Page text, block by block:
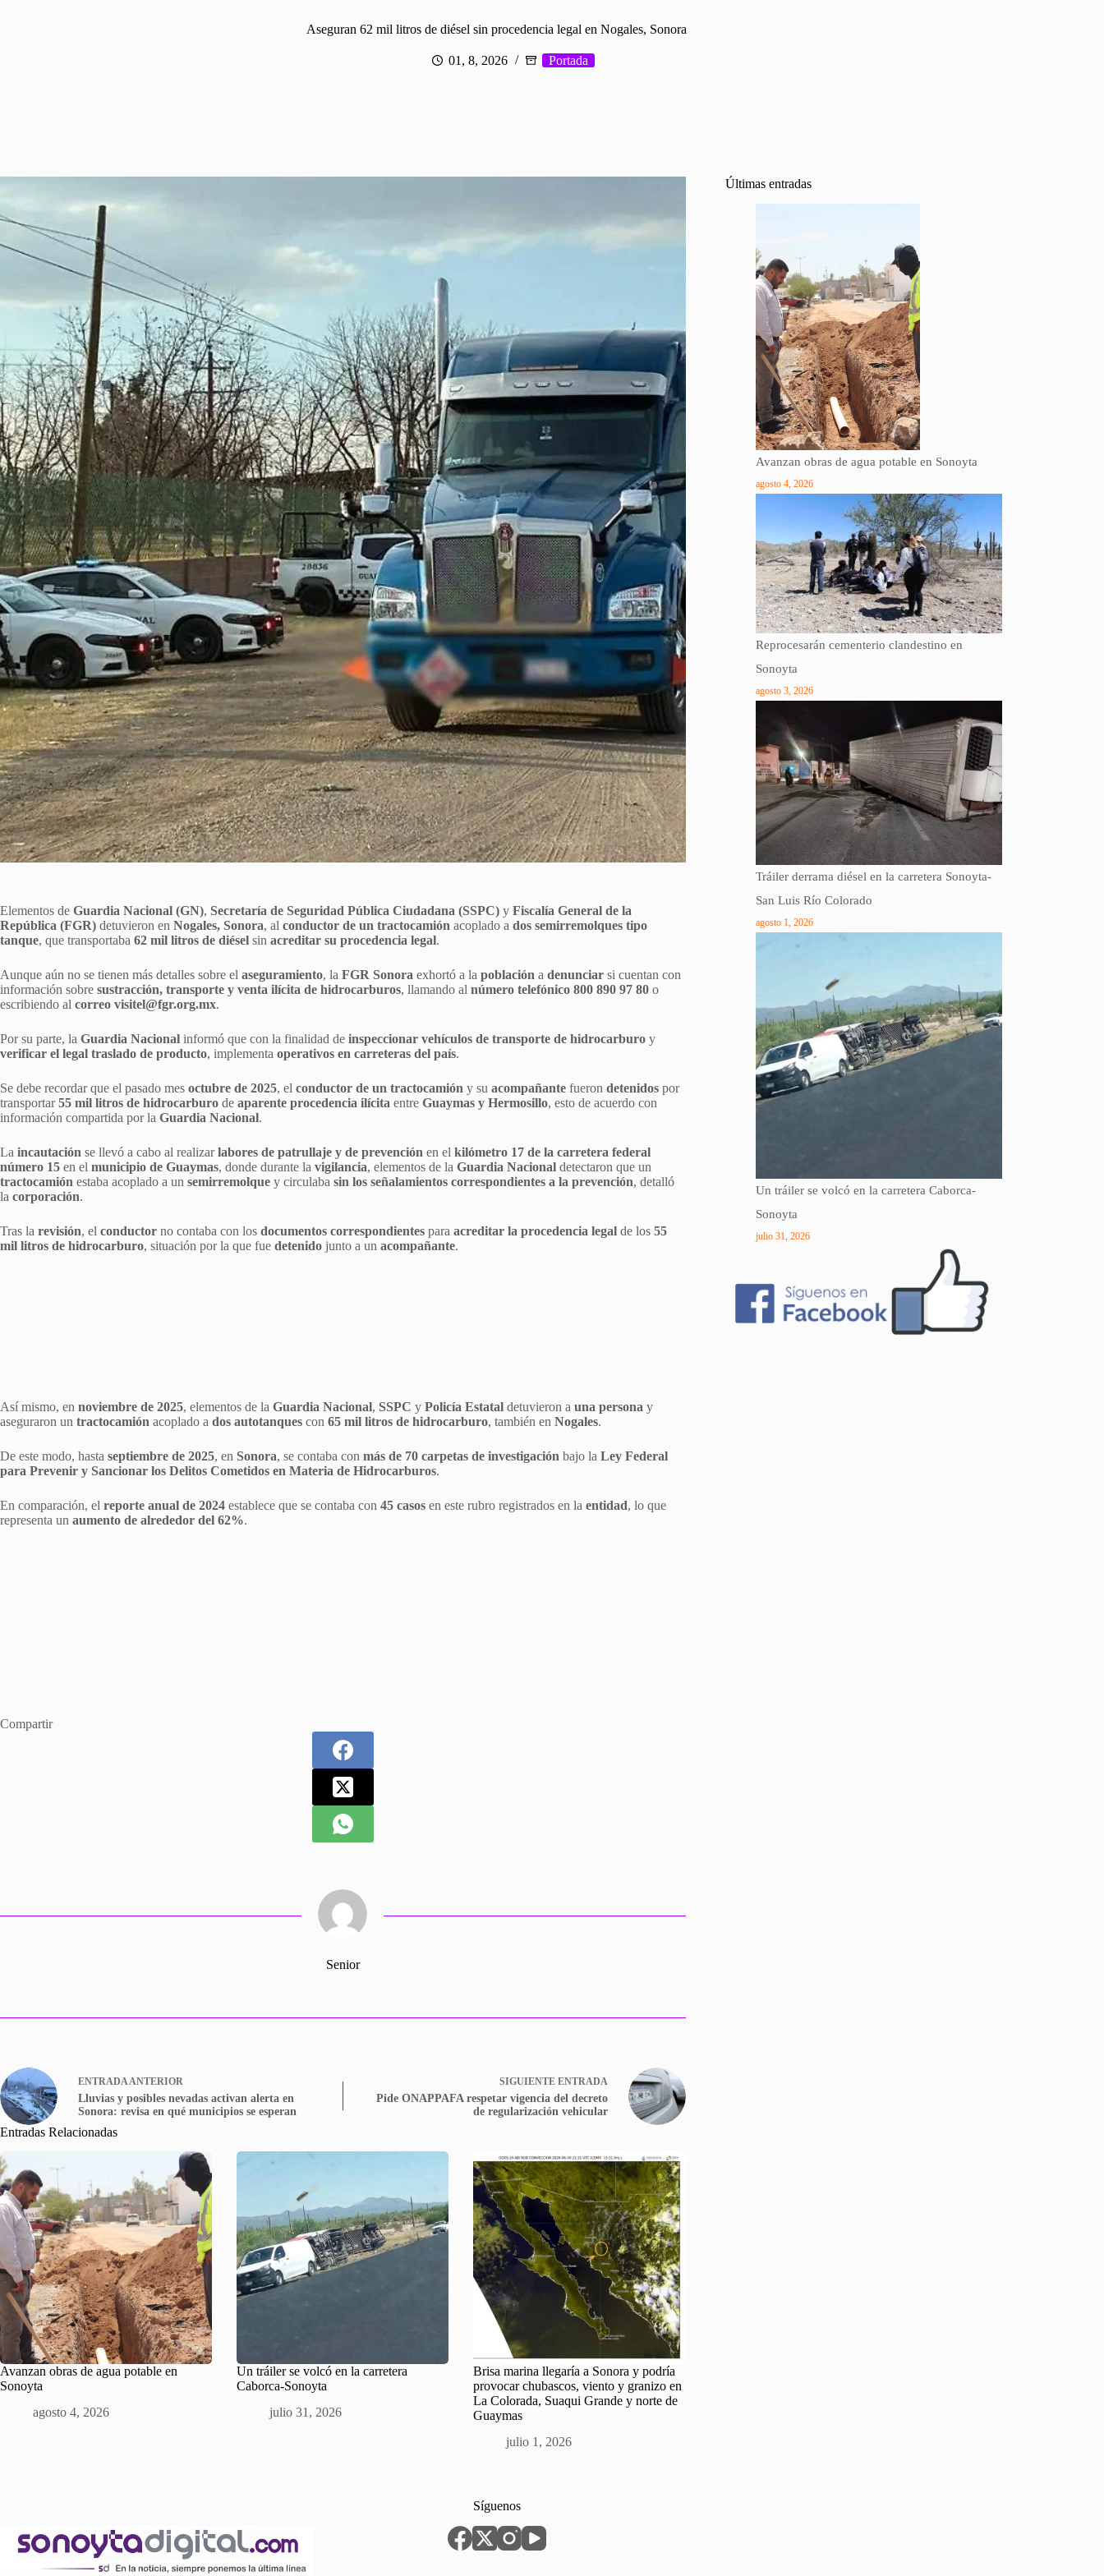
Aseguran 62 mil litros de diésel sin procedencia legal en Nogales, Sonora
01, 8, 2026 Portada
Elementos de Guardia Nacional (GN), Secretaría de Seguridad Pública Ciudadana (SSPC) y Fiscalía General de la
República (FGR) detuvieron en Nogales, Sonora, al conductor de un tractocamión acoplado a dos semirremolques tipo
tanque, que transportaba 62 mil litros de diésel sin acreditar su procedencia legal.
Aunque aún no se tienen más detalles sobre el aseguramiento, la FGR Sonora exhortó a la población a denunciar si cuentan con
información sobre sustracción, transporte y venta ilícita de hidrocarburos, llamando al número telefónico 800 890 97 80 o
escribiendo al correo visitel@fgr.org.mx.
Por su parte, la Guardia Nacional informó que con la finalidad de inspeccionar vehículos de transporte de hidrocarburo y
verificar el legal traslado de producto, implementa operativos en carreteras del país.
Se debe recordar que el pasado mes octubre de 2025, el conductor de un tractocamión y su acompañante fueron detenidos por
transportar55 mil litros de hidrocarburo de aparente procedencia ilícita entre Guaymas y Hermosillo, esto de acuerdo con
información compartida por la Guardia Nacional.
La incautación se llevó a cabo al realizarlabores de patrullaje y de prevención en el kilómetro 17 de la carretera federal
número 15 en el municipio de Guaymas, donde durante la vigilancia, elementos de la Guardia Nacional detectaron que un
tractocamión estaba acoplado a un semirremolque y circulaba sin los señalamientos correspondientes a la prevención, detalló
la corporación.
Tras la revisión, el conductor no contaba con los documentos correspondientes para acreditar la procedencia legal de los 55
mil litros de hidrocarburo, situación por la que fue detenido junto a un acompañante.
Así mismo, en noviembre de 2025, elementos de la Guardia Nacional, SSPC y Policía Estatal detuvieron a una persona y
aseguraron un tractocamión acoplado a dos autotanques con 65 mil litros de hidrocarburo, también en Nogales.
De este modo, hasta septiembre de 2025, en Sonora, se contaba con más de 70 carpetas de investigación bajo la Ley Federal
para Prevenir y Sancionar los Delitos Cometidos en Materia de Hidrocarburos.
En comparación, el reporte anual de 2024 establece que se contaba con 45 casos en este rubro registrados en la entidad, lo que
representa un aumento de alrededor del 62%.
Compartir
Senior
ENTRADAANTERIOR
Lluvias y posibles nevadas activan alerta en
Sonora: revisa en qué municipios se esperan
SIGUIENTE ENTRADA
Pide ONAPPAFA respetar vigencia del decreto
de regularización vehicular
Entradas Relacionadas
Avanzan obras de agua potable en
Sonoyta
agosto 4, 2026
Un tráiler se volcó en la carretera
Caborca-Sonoyta
julio 31, 2026
Brisa marina llegaría a Sonora y podría
provocar chubascos, viento y granizo en
La Colorada, Suaqui Grande y norte de
Guaymas
julio 1, 2026
Últimas entradas
Avanzan obras de agua potable en Sonoyta
agosto 4, 2026
Reprocesarán cementerio clandestino en
Sonoyta
agosto 3, 2026
Tráiler derrama diésel en la carretera Sonoyta-
San Luis Río Colorado
agosto 1, 2026
Un tráiler se volcó en la carretera Caborca-
Sonoyta
julio 31, 2026
Síguenos